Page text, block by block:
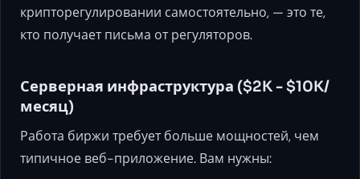
крипторегулировании самостоятельно, — это те,
кто получает письма от регуляторов.
Серверная инфраструктура ($2K - $10K/
месяц)
Работа биржи требует больше мощностей, чем
типичное веб-приложение. Вам нужны: